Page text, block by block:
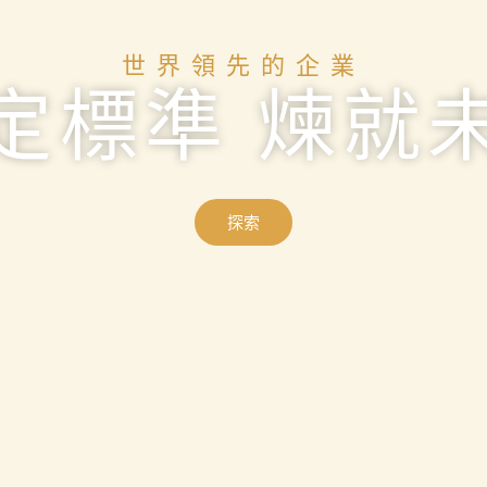
世界領先的企業​ ​
標準 煉就
探索